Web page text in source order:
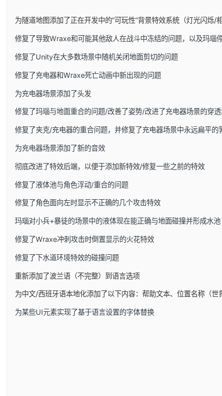
为隧道地图添加了正在开发中的”可玩性”背景特效系统（灯光闪烁/
修复了导致Wraxe和可能其他敌人在战斗中冻结的问题，以及玛瑙
修复了Unity在大多数场景中随机关闭地面剪切的问题
修复了充电器和Wraxe死亡动画中新出现的问题
为充电器场景添加了头发
修复了玛瑙与地面重合的问题/改善了姿势/改进了充电器场景的穿
修复了夹克/充电器的重合问题，并修复了充电器场景中永远扁平的
为充电器场景添加了新的音效
彻底改进了特效后端，以便于添加新特效/修复一些之前的特效
修复了液体池与角色浮动/重合的问题
修复了角色面向左时显示不正确的几个攻击特效
玛瑙对小兵+暴徒的场景中的液体现在能正确与地面碰撞并形成水池
修复了Wraxe冲刺攻击时倒置显示的火花特效
修复了下水道环境特效的碰撞问题
重新添加了波兰语（不完整）到语言选项
为中文/西班牙语本地化添加了以下内容：帮助文本、位置名称（
为某些UI元素实现了基于语言设置的字体替换